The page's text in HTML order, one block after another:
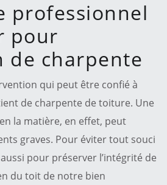
professionnel
pour
de charpente
qui peut être confié à
de charpente de toiture. Une
la matière, en effet, peut
graves. Pour éviter tout souci
pour préserver l’intégrité de
du toit de notre bien